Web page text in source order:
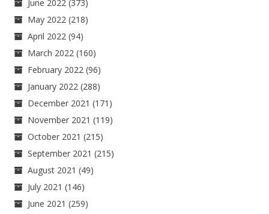
June 2022 (373)
May 2022 (218)
April 2022 (94)
March 2022 (160)
February 2022 (96)
January 2022 (288)
December 2021 (171)
November 2021 (119)
October 2021 (215)
September 2021 (215)
August 2021 (49)
July 2021 (146)
June 2021 (259)